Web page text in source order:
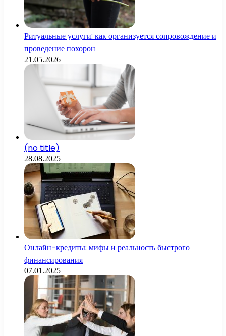
Ритуальные услуги: как организуется сопровождение и
проведение похорон
21.05.2026
(no title)
28.08.2025
Онлайн-кредиты: мифы и реальность быстрого
финансирования
07.01.2025